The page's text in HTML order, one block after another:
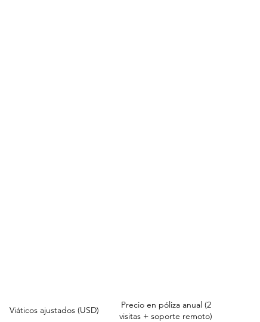
Viáticos ajustados (USD)
Precio en póliza anual (2
visitas + soporte remoto)